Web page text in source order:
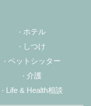
ホテル
しつけ
ペットシッター
介護
Life & Health相談